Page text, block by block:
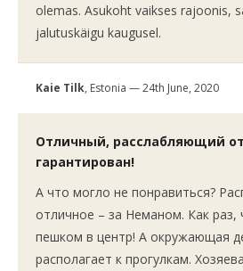
olemas. Asukoht vaikses rajoonis,
jalutuskäigu kaugusel.
Kaie Tilk, Estonia — 24th June, 2020
Отличный, расслабляющий
гарантирован!
А что могло не понравиться?
отличное – за Неманом. Как раз,
пешком в центр! А окружающая
располагает к прогулкам.